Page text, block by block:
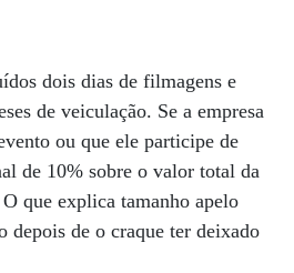
dois dias de filmagens e
de veiculação. Se a empresa
ou que ele participe de
de 10% sobre o valor total da
que explica tamanho apelo
depois de o craque ter deixado